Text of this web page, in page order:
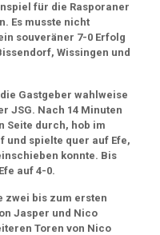
für die Rasporaner
Es musste nicht
souveräner 7-0 Erfolg
Wissingen und
Gastgeber wahlweise
JSG. Nach 14 Minuten
Seite durch, hob im
und spielte quer auf Efe,
konnte. Bis
auf 4-0.
zwei bis zum ersten
Jasper und Nico
Toren von Nico